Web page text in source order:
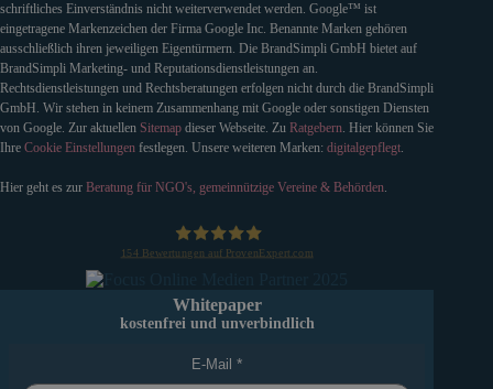
schriftliches Einverständnis nicht weiterverwendet werden. Google™ ist
eingetragene Markenzeichen der Firma Google Inc. Benannte Marken gehören
ausschließlich ihren jeweiligen Eigentürmern. Die BrandSimpli GmbH bietet auf
BrandSimpli Marketing- und Reputationsdienstleistungen an.
Rechtsdienstleistungen und Rechtsberatungen erfolgen nicht durch die BrandSimpli
GmbH. Wir stehen in keinem Zusammenhang mit Google oder sonstigen Diensten
von Google. Zur aktuellen Sitemap dieser Webseite. Zu Ratgebern. Hier können Sie
Ihre Cookie Einstellungen festlegen. Unsere weiteren Marken: digitalgepflegt.
Hier geht es zur Beratung für NGO's, gemeinnützige Vereine & Behörden.
154 Bewertungen auf ProvenExpert.com
Whitepaper
kostenfrei und unverbindlich
E-Mail